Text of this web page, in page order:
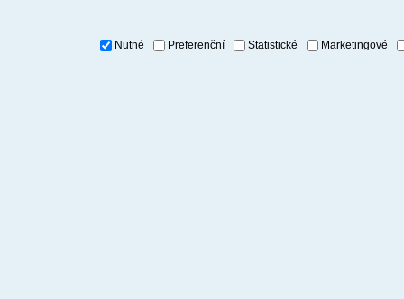
Nutné Preferenční Statistické Marketingové